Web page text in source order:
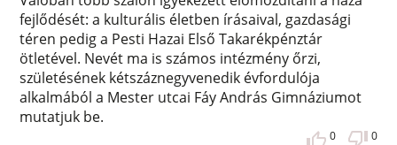
fejlődését: a kulturális életben írásaival, gazdasági
téren pedig a Pesti Hazai Első Takarékpénztár
ötletével. Nevét ma is számos intézmény őrzi,
születésének kétszáznegyvenedik évfordulója
alkalmából a Mester utcai Fáy András Gimnáziumot
mutatjuk be.
0 0